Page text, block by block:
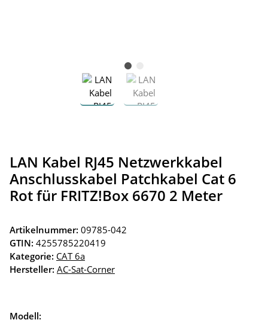
LAN Kabel RJ45 Netzwerkkabel
Anschlusskabel Patchkabel Cat 6
Rot für FRITZ!Box 6670 2 Meter
Artikelnummer: 09785-042
GTIN: 4255785220419
Kategorie: CAT 6a
Hersteller: AC-Sat-Corner
Modell: